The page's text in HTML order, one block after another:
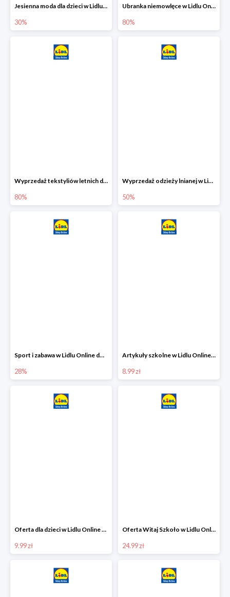
Jesienna moda dla dzieci w Lidlu Online do -30%
30%
Ubranka niemowlęce w Lidlu Online do -80%
80%
Wyprzedaż tekstyliów letnich dla dzieci w Lidlu Online do -80%
80%
Wyprzedaż odzieży lnianej w Lidlu Online do -50%
50%
Sport i zabawa w Lidlu Online do -28%
28%
Artykuły szkolne w Lidlu Online od 8,99 zł
8.99 zł
Oferta dla dzieci w Lidlu Online od 9,99 zł
9.99 zł
Oferta Witaj Szkoło w Lidlu Online od 24,99 zł
24.99 zł